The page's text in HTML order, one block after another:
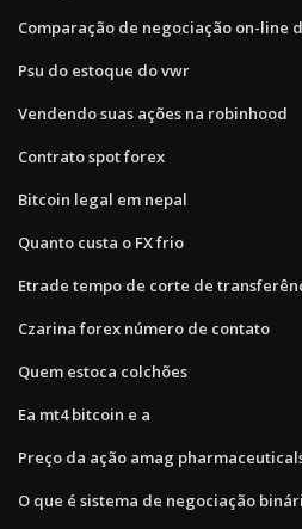
Comparação de negociação on-line
Psu do estoque do vwr
Vendendo suas ações na robinhood
Contrato spot forex
Bitcoin legal em nepal
Quanto custa o FX frio
Etrade tempo de corte de
Czarina forex número de contato
Quem estoca colchões
Ea mt4 bitcoin e a
Preço da ação amag
O que é sistema de negociação